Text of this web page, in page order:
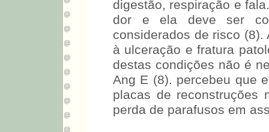
digestão, respiração e
dor e ela deve ser
considerados de risco
à ulceração e fratura
destas condições não é
Ang E (8). percebeu que
placas de reconstruções
perda de parafusos em